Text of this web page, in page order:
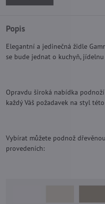
Popis
Elegantní a jedinečná židle
se bude jednat o kuchyň,
Opravdu široká nabídka
každý Váš požadavek na styl
Vybírat můžete podnož
provedeních: